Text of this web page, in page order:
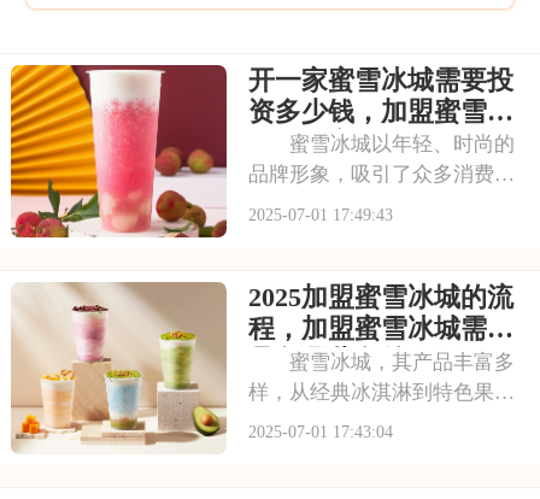
开一家蜜雪冰城需要投
资多少钱，加盟蜜雪冰
城成本高吗
蜜雪冰城以年轻、时尚的
品牌形象，吸引了众多消费者
的目光。其成熟的运营模式和
冰城需要投入多少费用呢？以
下是开一家蜜雪冰城需要投资
多少钱，加盟蜜雪冰
2025-07-01 17:49:43
2025加盟蜜雪冰城的流
程，加盟蜜雪冰城需要
具备哪些条件
蜜雪冰城，其产品丰富多
样，从经典冰淇淋到特色果
茶，满足不同消费者口味。门
2025-07-01 17:43:04